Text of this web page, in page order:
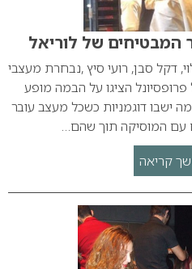
המבטיחים של לוריאל
דקל סבן, רועי סיץ ,נבחרת מעצבי
הציגו על הבמה מופע
ישבו דוגמניות כשכל מעצב עובר
עם המוסיקה תוך שהם…
קריאה